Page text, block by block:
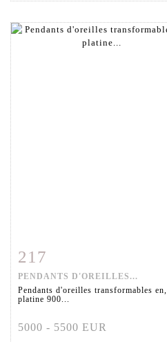
Fiche détaillée
217
PENDANTS D'OREILLES...
Pendants d'oreilles transformables en,
platine 900...
5000 - 5500 EUR